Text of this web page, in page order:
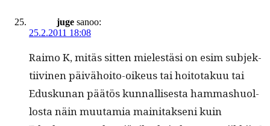
juge sanoo:
25.2.2011 18:08
Raimo K, mitäs sit­ten mielestäsi on esim sub­jek­
ti­ivi­nen päivähoito-oikeus tai hoito­takuu tai
Edusku­nan päätös kun­nal­lis­es­ta ham­mashuol­
losta näin muu­tamia maini­tak­seni kuin